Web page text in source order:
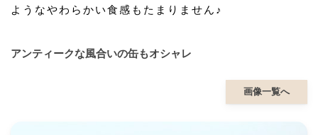
ようなやわらかい食感もたまりません♪
アンティークな風合いの缶もオシャレ
画像一覧へ